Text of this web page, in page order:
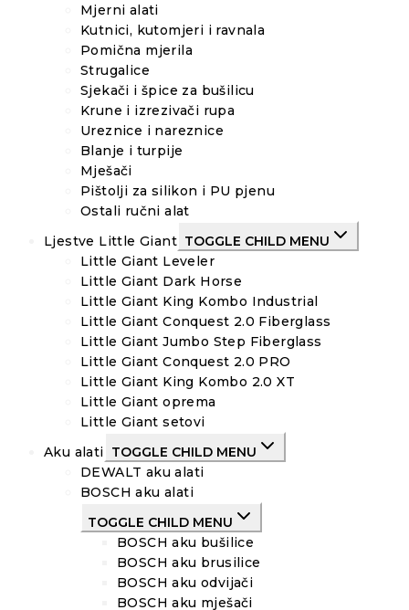
Mjerni alati
Kutnici, kutomjeri i ravnala
Pomična mjerila
Strugalice
Sjekači i špice za bušilicu
Krune i izrezivači rupa
Ureznice i nareznice
Blanje i turpije
Mješači
Pištolji za silikon i PU pjenu
Ostali ručni alat
Ljestve Little Giant TOGGLE CHILD MENU
Little Giant Leveler
Little Giant Dark Horse
Little Giant King Kombo Industrial
Little Giant Conquest 2.0 Fiberglass
Little Giant Jumbo Step Fiberglass
Little Giant Conquest 2.0 PRO
Little Giant King Kombo 2.0 XT
Little Giant oprema
Little Giant setovi
Aku alati TOGGLE CHILD MENU
DEWALT aku alati
BOSCH aku alati
TOGGLE CHILD MENU
BOSCH aku bušilice
BOSCH aku brusilice
BOSCH aku odvijači
BOSCH aku mješači